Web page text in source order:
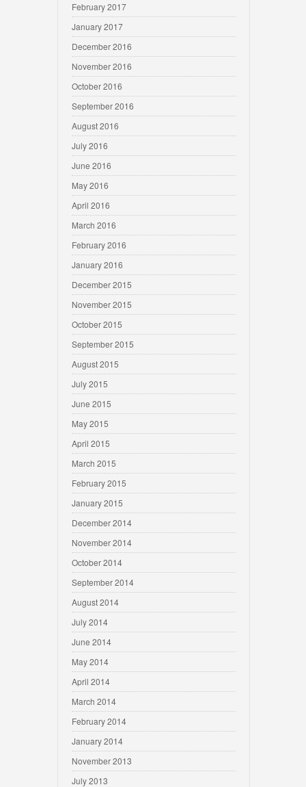
February 2017
January 2017
December 2016
November 2016
October 2016
September 2016
August 2016
July 2016
June 2016
May 2016
April 2016
March 2016
February 2016
January 2016
December 2015
November 2015
October 2015
September 2015
August 2015
July 2015
June 2015
May 2015
April 2015
March 2015
February 2015
January 2015
December 2014
November 2014
October 2014
September 2014
August 2014
July 2014
June 2014
May 2014
April 2014
March 2014
February 2014
January 2014
November 2013
July 2013